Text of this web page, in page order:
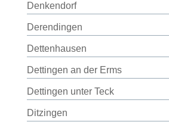
Denkendorf
Derendingen
Dettenhausen
Dettingen an der Erms
Dettingen unter Teck
Ditzingen